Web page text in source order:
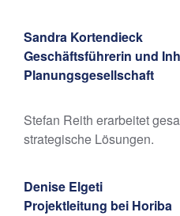
Sandra Kortendieck
Geschäftsführerin und
Planungsgesellschaft
Stefan Reith erarbeitet
strategische Lösungen.
Denise Elgeti
Projektleitung bei Horiba